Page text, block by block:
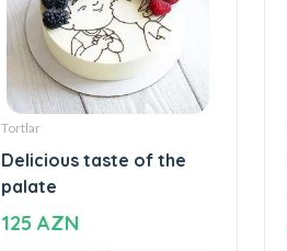
Tortlar
Delicious taste of the
palate
125 AZN